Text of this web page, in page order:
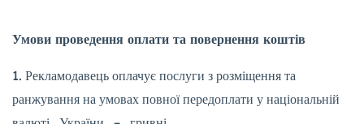
Умови проведення оплати та повернення коштів
Рекламодавець оплачує послуги з розміщення та
ранжування на умовах повної передоплати у національній